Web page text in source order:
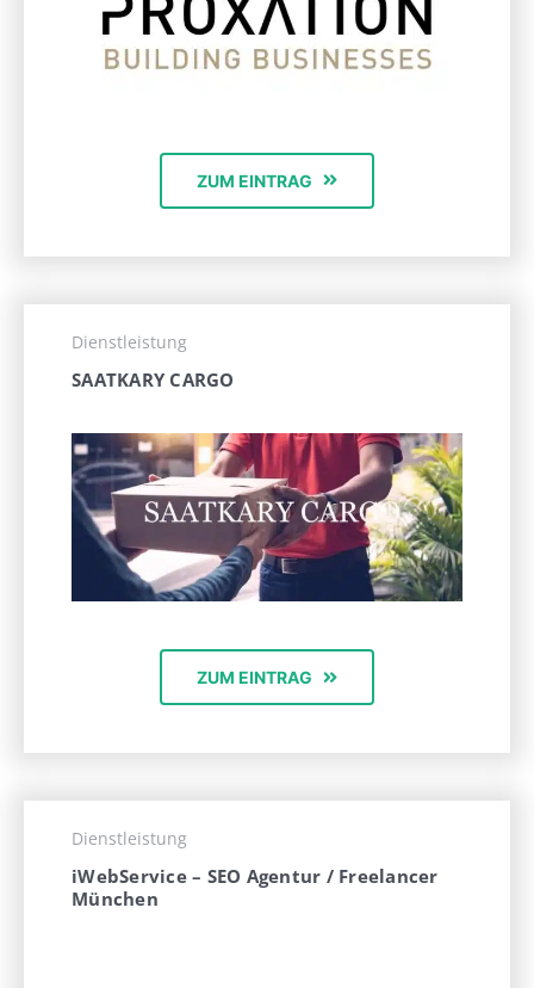
ZUM EINTRAG
Dienstleistung
SAATKARY CARGO
ZUM EINTRAG
Dienstleistung
iWebService – SEO Agentur / Freelancer
München